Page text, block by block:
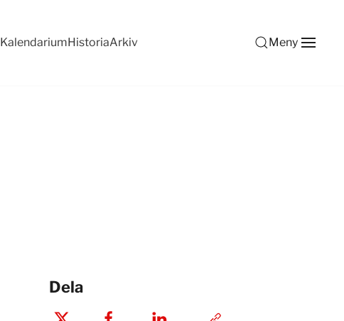
KalendariumHistoriaArkiv Meny
Dela